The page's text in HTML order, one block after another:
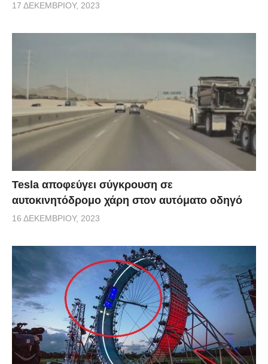
17 ΔΕΚΕΜΒΡΊΟΥ, 2023
Tesla αποφεύγει σύγκρουση σε
αυτοκινητόδρομο χάρη στον αυτόματο οδηγό
16 ΔΕΚΕΜΒΡΊΟΥ, 2023